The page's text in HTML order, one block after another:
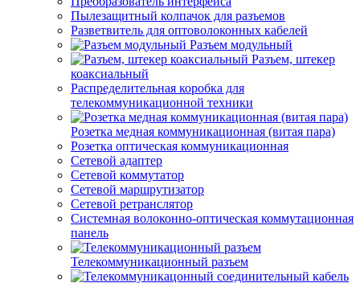
Пылезащитный колпачок для разъемов
Разветвитель для оптоволоконных кабелей
Разъем модульный
Разъем, штекер
коаксиальный
Распределительная коробка для
телекоммуникационной техники
Розетка медная коммуникационная (витая пара)
Розетка оптическая коммуникационная
Сетевой адаптер
Сетевой коммутатор
Сетевой маршрутизатор
Сетевой ретранслятор
Системная волоконно-оптическая коммутационная
панель
Телекоммуникационный разъем